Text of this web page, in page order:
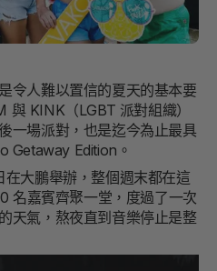
令人難以置信的夏天的基本要
與 KINK（LGBT 派對組織）
一場派對，也是迄今為止最具
Getaway Edition。
大鵬舉辦，整個週末都在這
名嘉賓齊聚一堂，度過了一次
天氣，熬夜直到音樂停止是整